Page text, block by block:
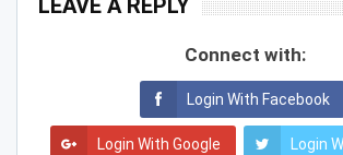
LEAVE A REPLY
Connect with:
Login With Facebook
Login With Google Login